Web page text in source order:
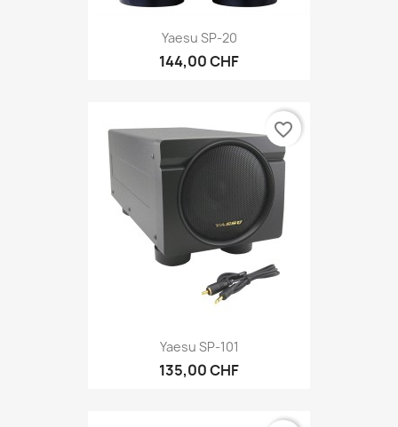
Yaesu SP-20
144,00 CHF
Yaesu SP-101
135,00 CHF
favorite_border